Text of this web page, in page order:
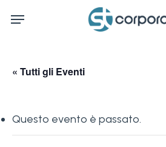
Menu
« Tutti gli Eventi
Questo evento è passato.